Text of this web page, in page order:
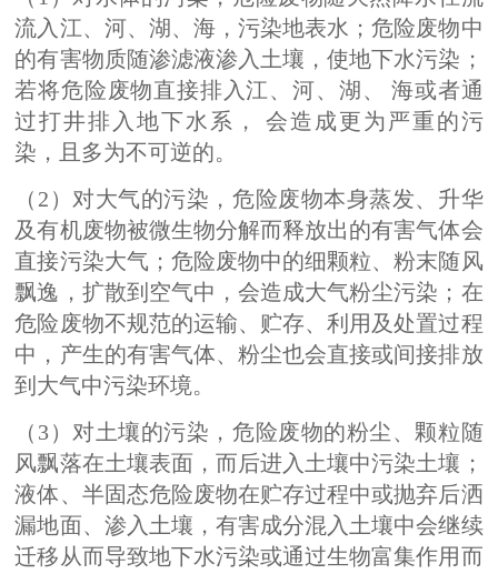
流入江、河、湖、海，污染地表水；危险废物中
的有害物质随渗滤液渗入土壤，使地下水污染；
若将危险废物直接排入江、河、湖、 海或者通
过打井排入地下水系， 会造成更为严重的污
染，且多为不可逆的。
（2）对大气的污染，危险废物本身蒸发、升华
及有机废物被微生物分解而释放出的有害气体会
直接污染大气；危险废物中的细颗粒、粉末随风
飘逸，扩散到空气中，会造成大气粉尘污染；在
危险废物不规范的运输、贮存、利用及处置过程
中，产生的有害气体、粉尘也会直接或间接排放
到大气中污染环境。
（3）对土壤的污染，危险废物的粉尘、颗粒随
风飘落在土壤表面，而后进入土壤中污染土壤；
液体、半固态危险废物在贮存过程中或抛弃后洒
漏地面、渗入土壤，有害成分混入土壤中会继续
迁移从而导致地下水污染或通过生物富集作用而